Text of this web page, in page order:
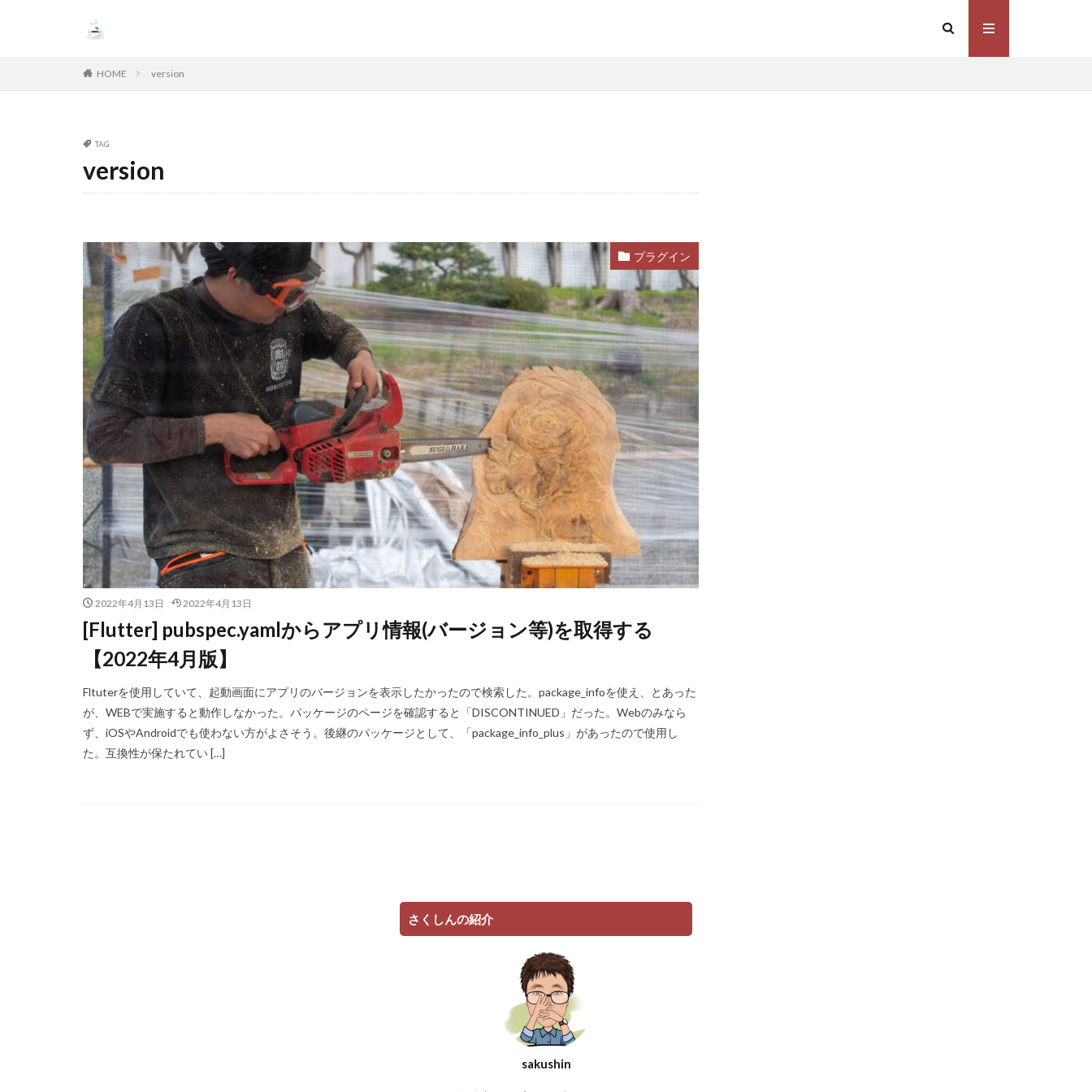
HOME version
TAG
version
プラグイン
2022年4月13日 2022年4月13日
[Flutter] pubspec.yamlからアプリ情報(バージョン等)を取得する
【2022年4月版】
Fltuterを使用していて、起動画面にアプリのバージョンを表示したかったので検索した。package_infoを使え、とあった
が、WEBで実施すると動作しなかった。パッケージのページを確認すると「DISCONTINUED」だった。Webのみなら
ず、iOSやAndroidでも使わない方がよさそう。後継のパッケージとして、「package_info_plus」があったので使用し
た。互換性が保たれてい […]
さくしんの紹介
sakushin